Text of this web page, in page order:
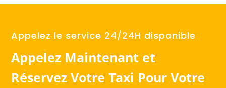
Appelez le service 24/24H disponible
Appelez Maintenant et
Réservez Votre Taxi Pour Votre